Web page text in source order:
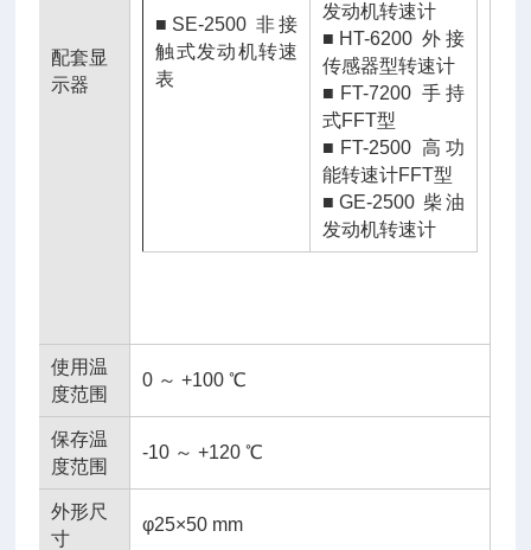
配套显
示器
■ SE-2500 非接
触式发动机转速
表
发动机转速计
■ HT-6200 外接
传感器型转速计
■ FT-7200 手持
式FFT型
■ FT-2500 高功
能转速计FFT型
■ GE-2500 柴油
发动机转速计
使用温
度范围
0 ～ +100 ℃
保存温
度范围
-10 ～ +120 ℃
外形尺
寸
φ25×50 mm